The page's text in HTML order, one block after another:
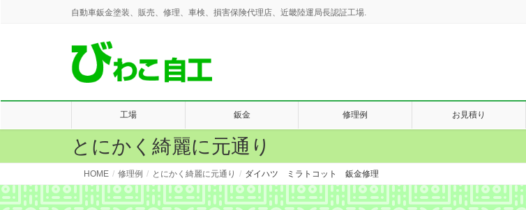
自動車鈑金塗装、販売、修理、車検、損害保険代理店、近畿陸運局長認証工場.
工場 鈑金 修理例 お見積り
とにかく綺麗に元通り
HOME 修理例 とにかく綺麗に元通り ダイハツ ミラトコット 鈑金修理